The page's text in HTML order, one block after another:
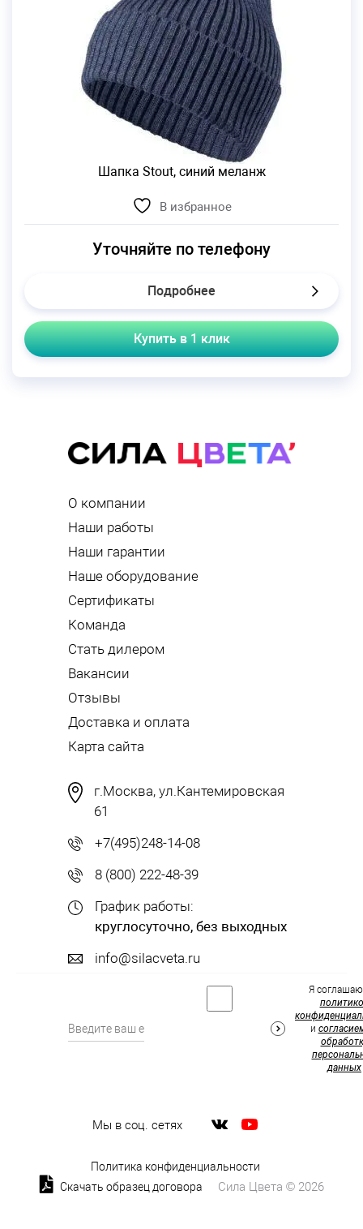
Шапка Stout, синий меланж
В избранное
Уточняйте по телефону
Подробнее
Купить в 1 клик
О компании
Наши работы
Наши гарантии
Наше оборудование
Сертификаты
Команда
Стать дилером
Вакансии
Отзывы
Доставка и оплата
Карта сайта
г.Москва, ул.Кантемировская
61
+7(495)248-14-08
8 (800) 222-48-39
График работы:
круглосуточно, без выходных
info@silacveta.ru
Мы в соц. сетях
Я
и
данных
Политика конфиденциальности
Скачать образец договора
Сила Цвета © 2026